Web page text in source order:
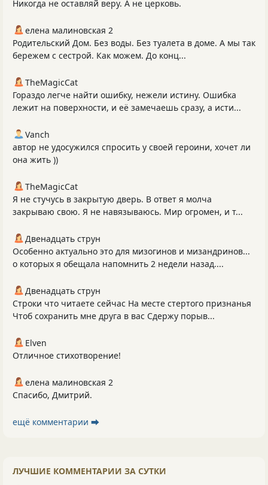
Никогда не оставляй веру. А не церковь.
елена малиновская 2
Родительский Дом. Без воды. Без туалета в доме. А мы так
бережем с сестрой. Как можем. До конц...
TheMagicCat
Гораздо легче найти ошибку, нежели истину. Ошибка
лежит на поверхности, и её замечаешь сразу, а исти...
Vanch
автор не удосужился спросить у своей героини, хочет ли
она жить ))
TheMagicCat
Я не стучусь в закрытую дверь. В ответ я молча
закрываю свою. Я не навязываюсь. Мир огромен, и т...
Двенадцать струн
Особенно актуально это для мизогинов и мизандринов...
о которых я обещала напомнить 2 недели назад....
Двенадцать струн
Строки что читаете сейчас На месте стертого признанья
Чтоб сохранить мне друга в вас Сдержу порыв...
Elven
Отличное стихотворение!
елена малиновская 2
Спасибо, Дмитрий.
ещё комментарии ⮕
ЛУЧШИЕ КОММЕНТАРИИ ЗА СУТКИ